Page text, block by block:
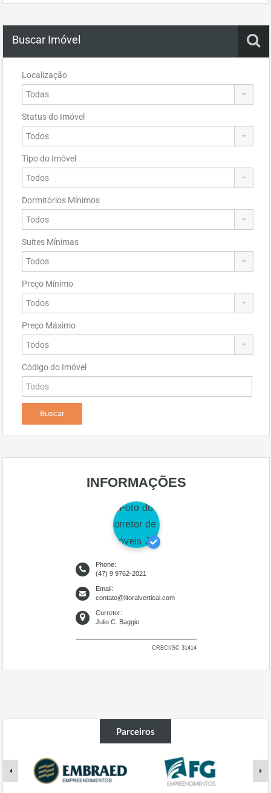
Buscar Imóvel
Localização
Status do Imóvel
Tipo do Imóvel
Dormitórios Mínimos
Suítes Mínimas
Preço Mínimo
Preço Máximo
Código do Imóvel
INFORMAÇÕES
Phone:
(47) 9 9762-2021
Email:
contato@litoralvertical.com
Corretor:
Julio C. Baggio
CRECI/SC 31414
Parceiros